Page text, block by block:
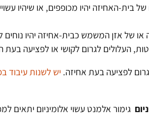
בית-האחיזה יהיו מכופפים, או שיהיו
של אזן המשמש כבית-אחיזה יהיו נוחים
העלולים לגרום לקושי או לפציעה בעת
לפציעה בעת אחיזה. יש לשנות עיבוד